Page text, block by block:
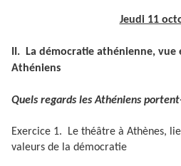
Jeudi 11
II. La démocratie athénienne, vue
Athéniens
Quels regards les Athéniens
Exercice 1. Le théâtre à Athènes,
valeurs de la démocratie